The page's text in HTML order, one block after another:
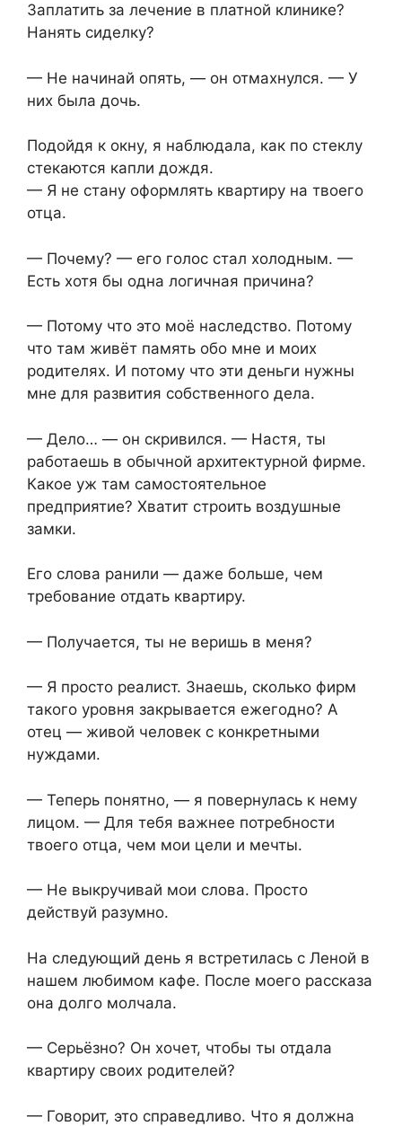
Заплатить за лечение в платной клинике?
Нанять сиделку?
— Не начинай опять, — он отмахнулся. — У
них была дочь.
Подойдя к окну, я наблюдала, как по стеклу
стекаются капли дождя.
— Я не стану оформлять квартиру на твоего
отца.
— Почему? — его голос стал холодным. —
Есть хотя бы одна логичная причина?
— Потому что это моё наследство. Потому
что там живёт память обо мне и моих
родителях. И потому что эти деньги нужны
мне для развития собственного дела.
— Дело… — он скривился. — Настя, ты
работаешь в обычной архитектурной фирме.
Какое уж там самостоятельное
предприятие? Хватит строить воздушные
замки.
Его слова ранили — даже больше, чем
требование отдать квартиру.
— Получается, ты не веришь в меня?
— Я просто реалист. Знаешь, сколько фирм
такого уровня закрывается ежегодно? А
отец — живой человек с конкретными
нуждами.
— Теперь понятно, — я повернулась к нему
лицом. — Для тебя важнее потребности
твоего отца, чем мои цели и мечты.
— Не выкручивай мои слова. Просто
действуй разумно.
На следующий день я встретилась с Леной в
нашем любимом кафе. После моего рассказа
она долго молчала.
— Серьёзно? Он хочет, чтобы ты отдала
квартиру своих родителей?
— Говорит, это справедливо. Что я должна